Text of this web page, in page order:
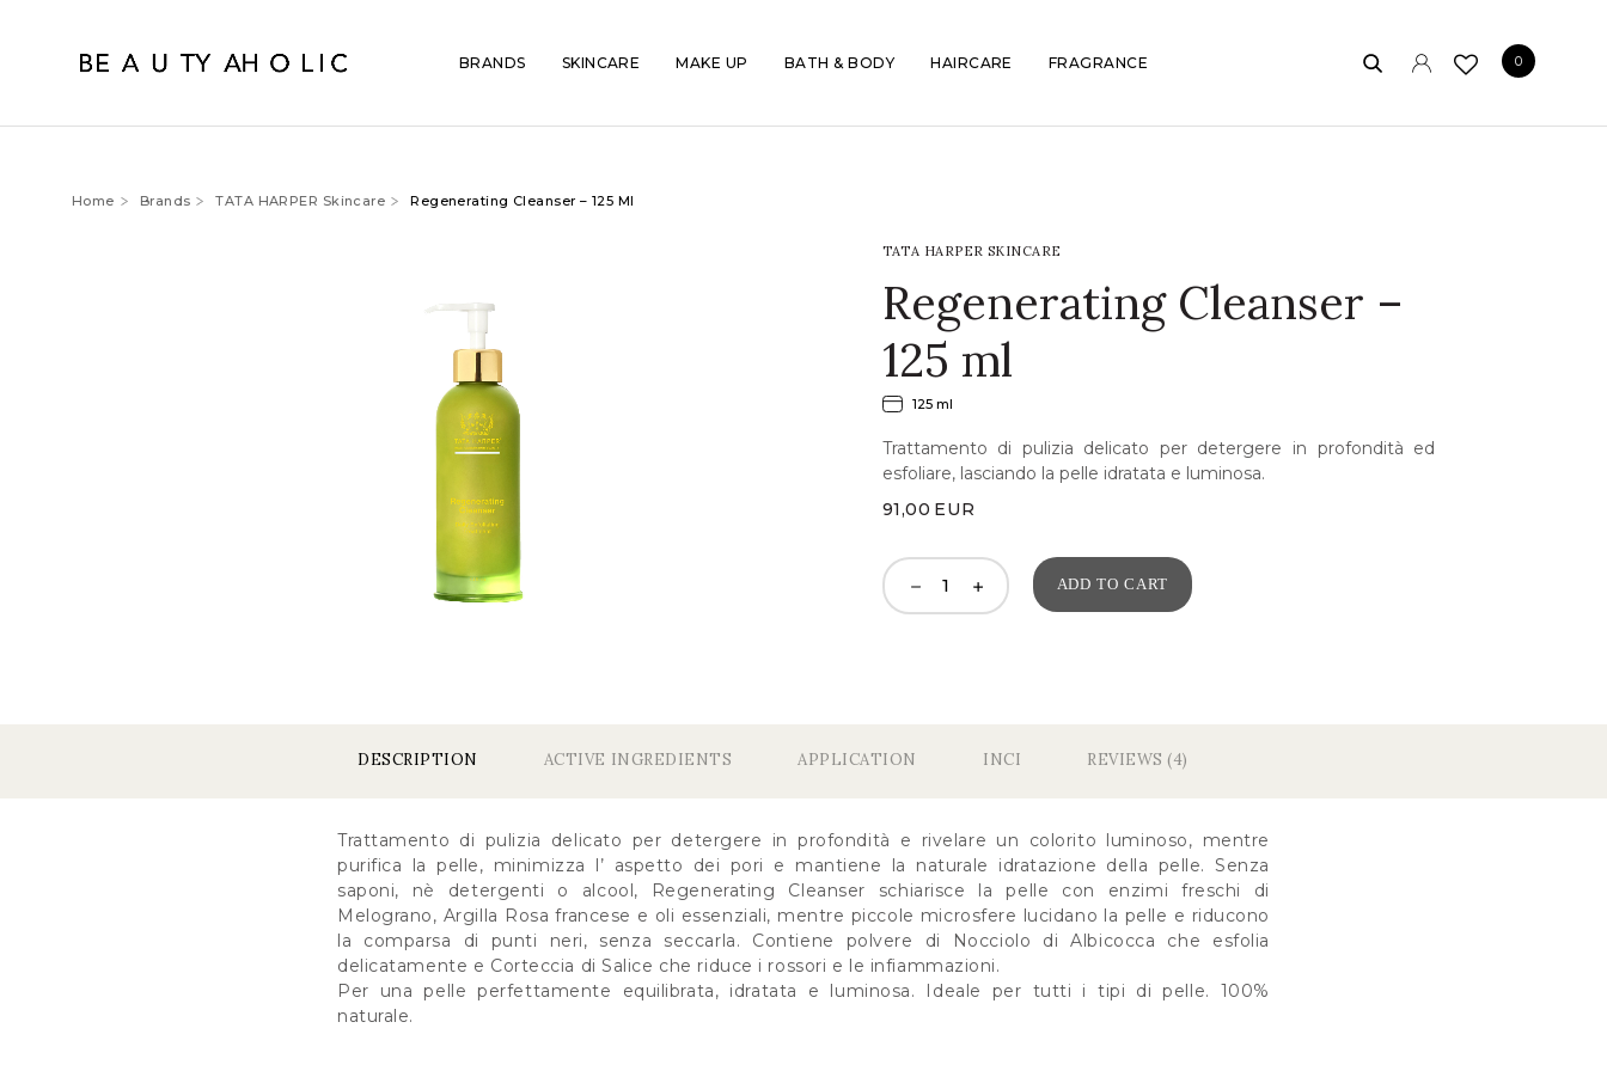
0
BRANDS SKINCARE MAKE UP BATH & BODY HAIRCARE FRAGRANCE
Home Brands TATA HARPER Skincare Regenerating Cleanser – 125 Ml
TATA HARPER SKINCARE
Regenerating Cleanser –
125 ml
125 ml
Trattamento di pulizia delicato per detergere in profondità ed
esfoliare, lasciando la pelle idratata e luminosa.
91,00 EUR
ADD TO CART
DESCRIPTION ACTIVE INGREDIENTS APPLICATION INCI REVIEWS (4)
Trattamento di pulizia delicato per detergere in profondità e rivelare un colorito luminoso, mentre
purifica la pelle, minimizza l’ aspetto dei pori e mantiene la naturale idratazione della pelle. Senza
saponi, nè detergenti o alcool, Regenerating Cleanser schiarisce la pelle con enzimi freschi di
Melograno, Argilla Rosa francese e oli essenziali, mentre piccole microsfere lucidano la pelle e riducono
la comparsa di punti neri, senza seccarla. Contiene polvere di Nocciolo di Albicocca che esfolia
delicatamente e Corteccia di Salice che riduce i rossori e le infiammazioni.
Per una pelle perfettamente equilibrata, idratata e luminosa. Ideale per tutti i tipi di pelle. 100%
naturale.